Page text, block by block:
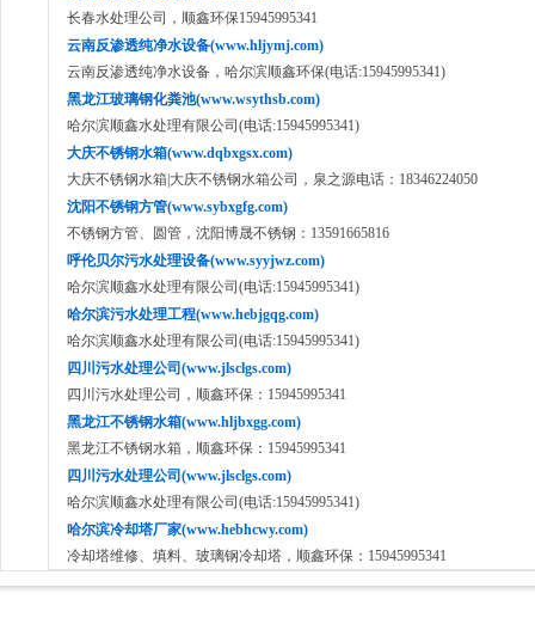
长春水处理公司，顺鑫环保15945995341
云南反渗透纯净水设备(www.hljymj.com)
云南反渗透纯净水设备，哈尔滨顺鑫环保(电话:15945995341)
黑龙江玻璃钢化粪池(www.wsythsb.com)
哈尔滨顺鑫水处理有限公司(电话:15945995341)
大庆不锈钢水箱(www.dqbxgsx.com)
大庆不锈钢水箱|大庆不锈钢水箱公司，泉之源电话：18346224050
沈阳不锈钢方管(www.sybxgfg.com)
不锈钢方管、圆管，沈阳博晟不锈钢：13591665816
呼伦贝尔污水处理设备(www.syyjwz.com)
哈尔滨顺鑫水处理有限公司(电话:15945995341)
哈尔滨污水处理工程(www.hebjgqg.com)
哈尔滨顺鑫水处理有限公司(电话:15945995341)
四川污水处理公司(www.jlsclgs.com)
四川污水处理公司，顺鑫环保：15945995341
黑龙江不锈钢水箱(www.hljbxgg.com)
黑龙江不锈钢水箱，顺鑫环保：15945995341
四川污水处理公司(www.jlsclgs.com)
哈尔滨顺鑫水处理有限公司(电话:15945995341)
哈尔滨冷却塔厂家(www.hebhcwy.com)
冷却塔维修、填料、玻璃钢冷却塔，顺鑫环保：15945995341